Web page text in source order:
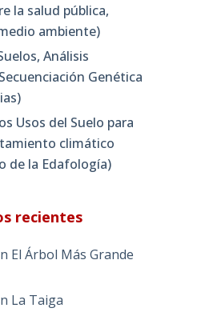
la salud pública,
ambiente)
Análisis
Genética
Usos del Suelo para
climático
de la Edafología)
recientes
El Árbol Más Grande
La Taiga